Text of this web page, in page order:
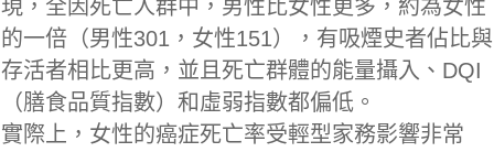
現，全因死亡人群中，男性比女性更多，約為女性
的一倍（男性301，女性151），有吸煙史者佔比與
存活者相比更高，並且死亡群體的能量攝入、DQI
（膳食品質指數）和虛弱指數都偏低。
實際上，女性的癌症死亡率受輕型家務影響非常